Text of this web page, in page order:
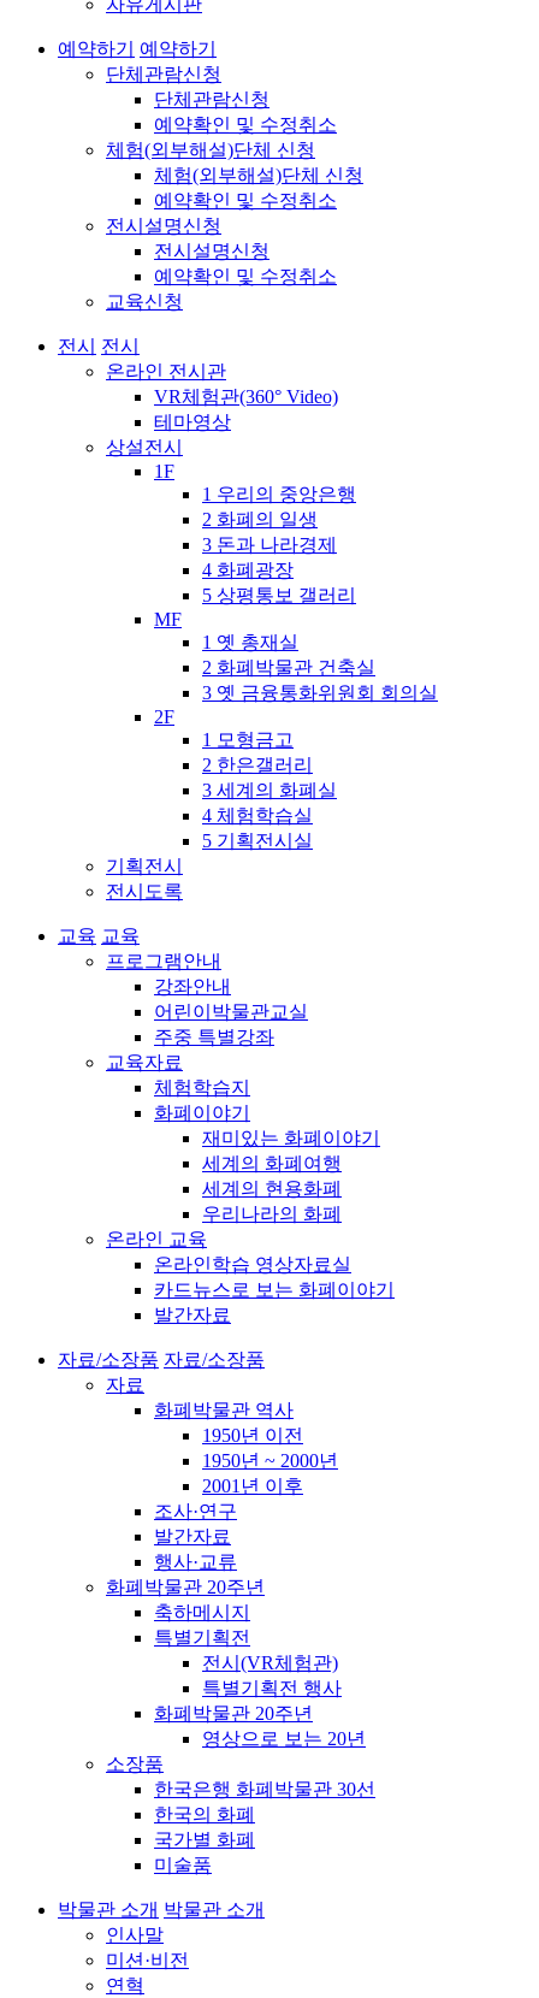
자유게시판
예약하기
예약하기
단체관람신청
단체관람신청
예약확인 및 수정취소
체험(외부해설)단체 신청
체험(외부해설)단체 신청
예약확인 및 수정취소
전시설명신청
전시설명신청
예약확인 및 수정취소
교육신청
전시
전시
온라인 전시관
VR체험관(360° Video)
테마영상
상설전시
1F
1 우리의 중앙은행
2 화폐의 일생
3 돈과 나라경제
4 화폐광장
5 상평통보 갤러리
MF
1 옛 총재실
2 화폐박물관 건축실
3 옛 금융통화위원회 회의실
2F
1 모형금고
2 한은갤러리
3 세계의 화폐실
4 체험학습실
5 기획전시실
기획전시
전시도록
교육 교육
프로그램안내
강좌안내
어린이박물관교실
주중 특별강좌
교육자료
체험학습지
화폐이야기
재미있는 화폐이야기
세계의 화폐여행
세계의 현용화폐
우리나라의 화폐
온라인 교육
온라인학습 영상자료실
카드뉴스로 보는 화폐이야기
발간자료
자료/소장품 자료/소장품
자료
화폐박물관 역사
1950년 이전
1950년 ~ 2000년
2001년 이후
조사·연구
발간자료
행사·교류
화폐박물관 20주년
축하메시지
특별기획전
전시(VR체험관)
특별기획전 행사
화폐박물관 20주년
영상으로 보는 20년
소장품
한국은행 화폐박물관 30선
한국의 화폐
국가별 화폐
미술품
박물관 소개 박물관 소개
인사말
미션·비전
연혁